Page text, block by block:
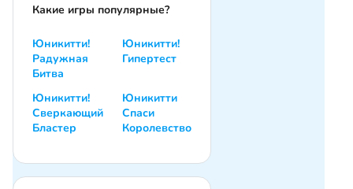
Какие игры популярные?
Юникитти!
Радужная
Битва
Юникитти!
Гипертест
Юникитти!
Сверкающий
Бластер
Юникитти
Спаси
Королевство